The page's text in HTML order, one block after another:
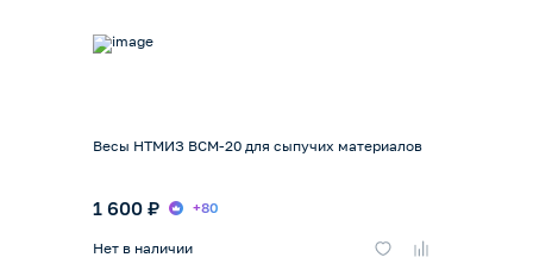
Весы НТМИЗ ВСМ-20 для сыпучих материалов
1 600 ₽ +80
Нет в наличии